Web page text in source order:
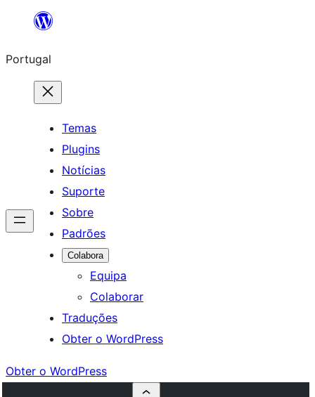
Saltar
o
conteúdo
Portugal
Temas
Plugins
Notícias
Suporte
Sobre
Padrões
Colabora
Equipa
Colaborar
Traduções
Obter o WordPress
Obter o WordPress